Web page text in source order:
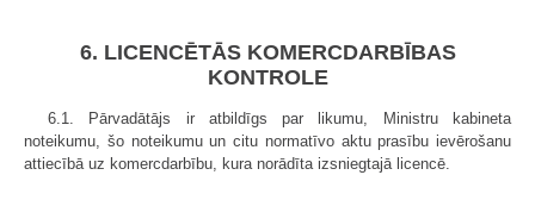
6. LICENCĒTĀS KOMERCDARBĪBAS
KONTROLE
6.1. Pārvadātājs ir atbildīgs par likumu, Ministru kabineta
noteikumu, šo noteikumu un citu normatīvo aktu prasību ievērošanu
attiecībā uz komercdarbību, kura norādīta izsniegtajā licencē.